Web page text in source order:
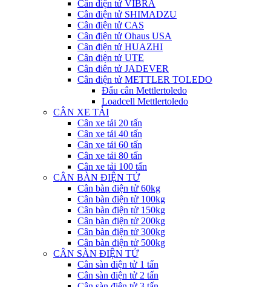
Cân điện tử VIBRA
Cân điện tử SHIMADZU
Cân điện tử CAS
Cân điện tử Ohaus USA
Cân điện tử HUAZHI
Cân điện tử UTE
Cân điên tử JADEVER
Cân điện tử METTLER TOLEDO
Đẩu cân Mettlertoledo
Loadcell Mettlertoledo
CÂN XE TẢI
Cân xe tải 20 tấn
Cân xe tải 40 tấn
Cân xe tải 60 tấn
Cân xe tải 80 tấn
Cân xe tải 100 tấn
CÂN BÀN ĐIỆN TỬ
Cân bàn điện tử 60kg
Cân bàn điện tử 100kg
Cân bàn điện tử 150kg
Cân bàn điện tử 200kg
Cân bàn điện tử 300kg
Cân bàn điện tử 500kg
CÂN SÀN ĐIỆN TỬ
Cân sàn điện tử 1 tấn
Cân sàn điện tử 2 tấn